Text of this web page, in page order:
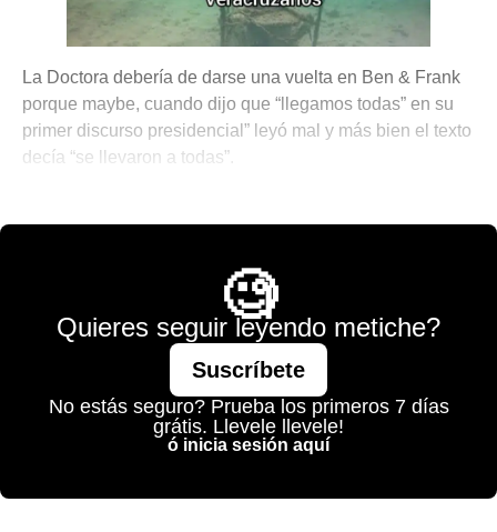
La Doctora debería de darse una vuelta en Ben & Frank
porque maybe, cuando dijo que “llegamos todas” en su
primer discurso presidencial” leyó mal y más bien el texto
decía “se llevaron a todas”.
🧐
Quieres seguir leyendo metiche?
Suscríbete
No estás seguro? Prueba los primeros 7 días
grátis. Llevele llevele!
ó inicia sesión aquí